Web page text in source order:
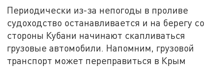
Периодически из-за непогоды в проливе
судоходство останавливается и на берегу со
стороны Кубани начинают скапливаться
грузовые автомобили. Напомним, грузовой
транспорт может переправиться в Крым